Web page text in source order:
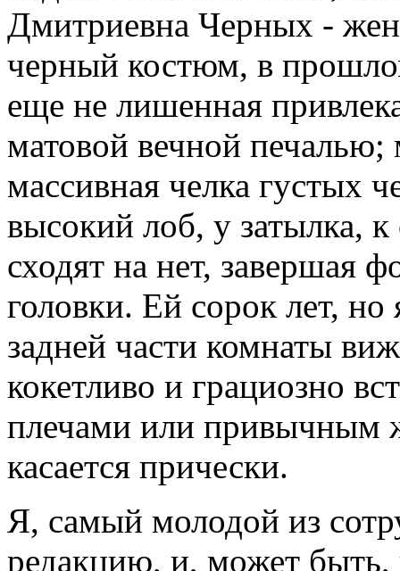
Дмитриевна Черных -
черный костюм, в
еще не лишенная
матовой вечной печалью;
массивная челка густых
высокий лоб, у затылка,
сходят на нет, завершая
головки. Ей сорок лет, но
задней части комнаты
кокетливо и грациозно
плечами или привычным
касается прически.
Я, самый молодой из
редакцию, и, может быть,